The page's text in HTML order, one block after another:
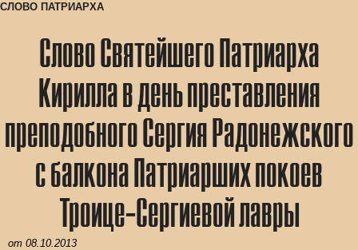
СЛОВО ПАТРИАРХА
Слово Святейшего Патриарха
Кирилла в день преставления
преподобного Сергия Радонежского
с балкона Патриарших покоев
Троице-Сергиевой лавры
от 08.10.2013